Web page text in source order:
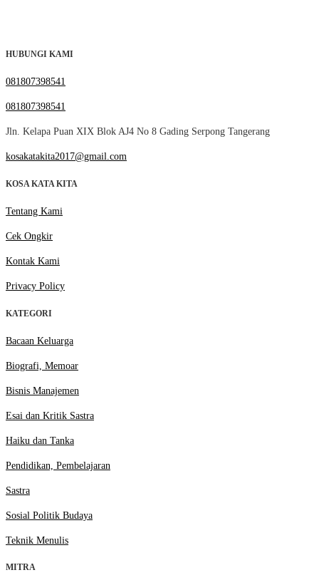
HUBUNGI KAMI
081807398541
081807398541
Jln. Kelapa Puan XIX Blok AJ4 No 8 Gading Serpong Tangerang
kosakatakita2017@gmail.com
KOSA KATA KITA
Tentang Kami
Cek Ongkir
Kontak Kami
Privacy Policy
KATEGORI
Bacaan Keluarga
Biografi, Memoar
Bisnis Manajemen
Esai dan Kritik Sastra
Haiku dan Tanka
Pendidikan, Pembelajaran
Sastra
Sosial Politik Budaya
Teknik Menulis
MITRA